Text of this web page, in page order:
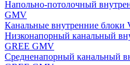
Напольно-потолочный
GMV
Канальные внутренние блоки
Низконапорный канальный
GREE GMV
Средненапорный канальный